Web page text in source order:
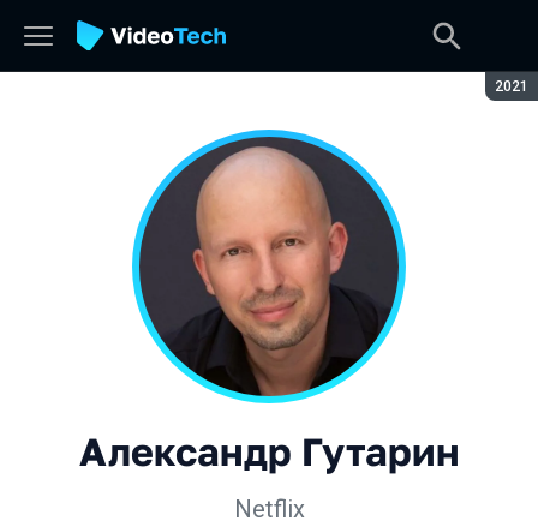
2021
Александр Гутарин
Netflix